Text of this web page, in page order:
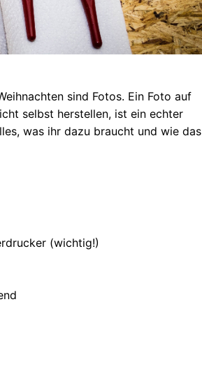
sind Fotos. Ein Foto auf
selbst herstellen, ist ein echter
was ihr dazu braucht und wie das
(wichtig!)